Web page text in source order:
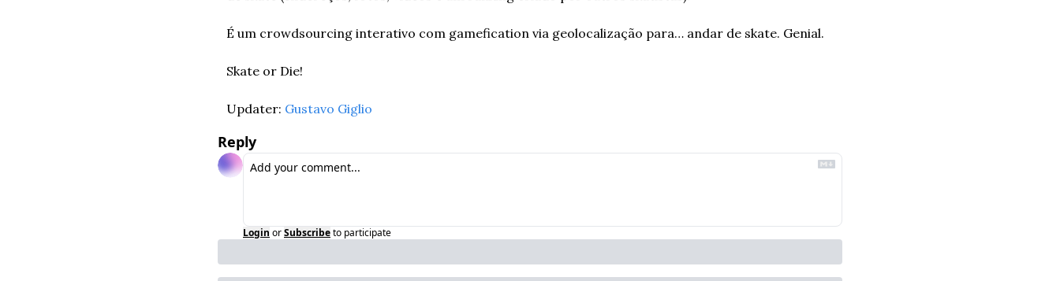
É um crowdsourcing interativo com gamefication via geolocalização para… andar de skate. Genial.
Skate or Die!
Updater: Gustavo Giglio
Reply
Login orSubscribeto participate